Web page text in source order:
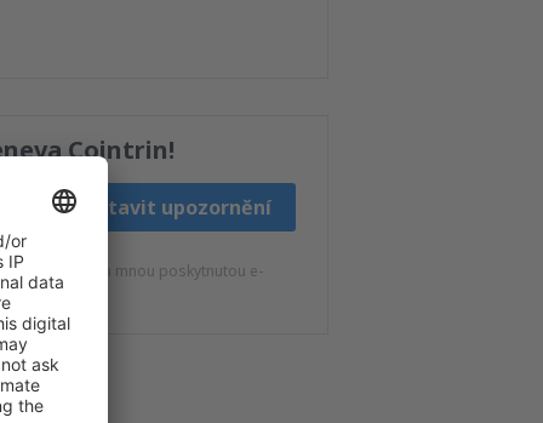
Cointrin!
Nastavit upozornění
S.A. na mnou poskytnutou e-